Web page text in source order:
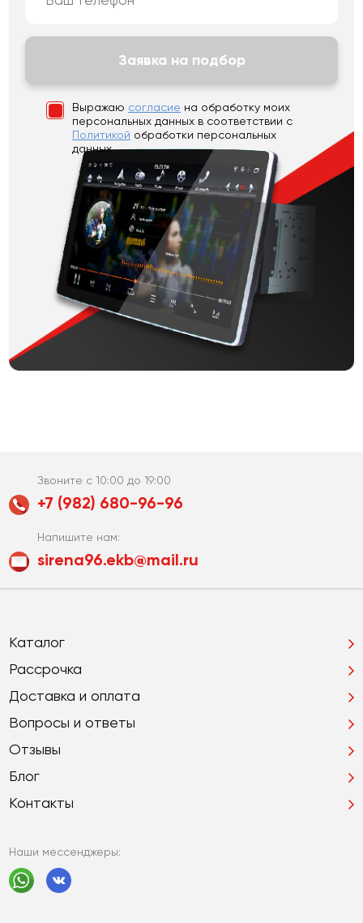
Выражаю согласие на обработку моих
персональных данных в соответствии с
Политикой обработки персональных
данных
Заявка на подбор
Звоните с 10:00 до 19:00
+7 (982) 680-96-96
Напишите нам:
sirena96.ekb@mail.ru
Каталог
Рассрочка
Доставка и оплата
Вопросы и ответы
Отзывы
Блог
Контакты
Наши мессенджеры: